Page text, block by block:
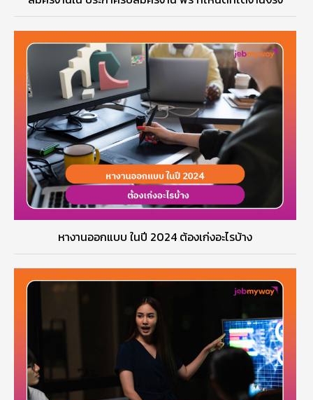
หางานออกแบบ ในปี 2024 ต้องเก่งอะไรบ้าง